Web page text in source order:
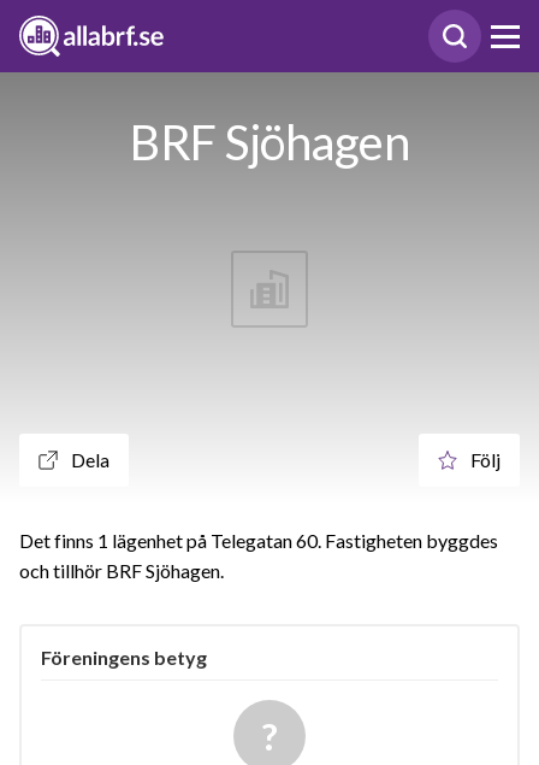
BRF Sjöhagen
Dela Följ
Det finns 1 lägenhet på Telegatan 60. Fastigheten byggdes
och tillhör BRF Sjöhagen.
Föreningens betyg